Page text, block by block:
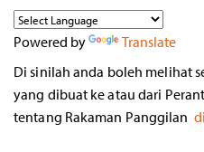
Powered by
Translate
Di sinilah anda boleh melihat
yang dibuat ke atau dari
tentang Rakaman Panggilan